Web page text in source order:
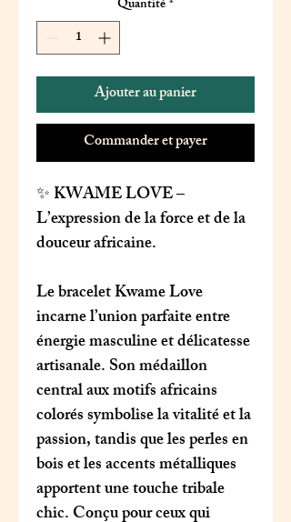
Quantité*
Ajouter au panier
Commander et payer
✨KWAME LOVE–
L’expression de la force et de la
douceur africaine.
Le braceletKwame Love
incarne l’union parfaite entre
énergie masculine et délicatesse
artisanale. Son médaillon
central aux motifs africains
colorés symbolise la vitalité et la
passion, tandis que les perles en
bois et les accents métalliques
apportent une touche tribale
chic. Conçu pour ceux qui